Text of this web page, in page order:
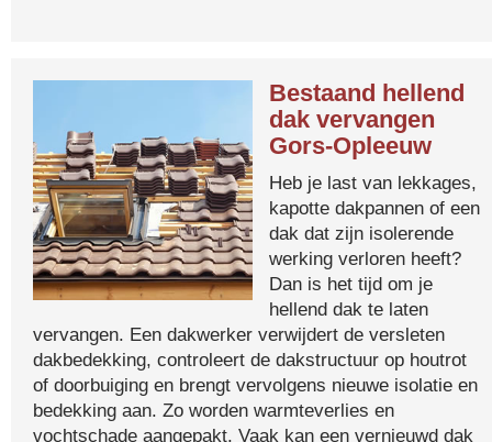
Bestaand hellend
dak vervangen
Gors-Opleeuw
Heb je last van lekkages,
kapotte dakpannen of een
dak dat zijn isolerende
werking verloren heeft?
Dan is het tijd om je
hellend dak te laten
vervangen. Een dakwerker verwijdert de versleten
dakbedekking, controleert de dakstructuur op houtrot
of doorbuiging en brengt vervolgens nieuwe isolatie en
bedekking aan. Zo worden warmteverlies en
vochtschade aangepakt. Vaak kan een vernieuwd dak